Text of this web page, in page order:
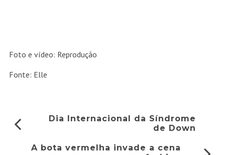
Foto e vídeo: Reprodução
Fonte: Elle
Dia Internacional da Síndrome
de Down
A bota vermelha invade a cena